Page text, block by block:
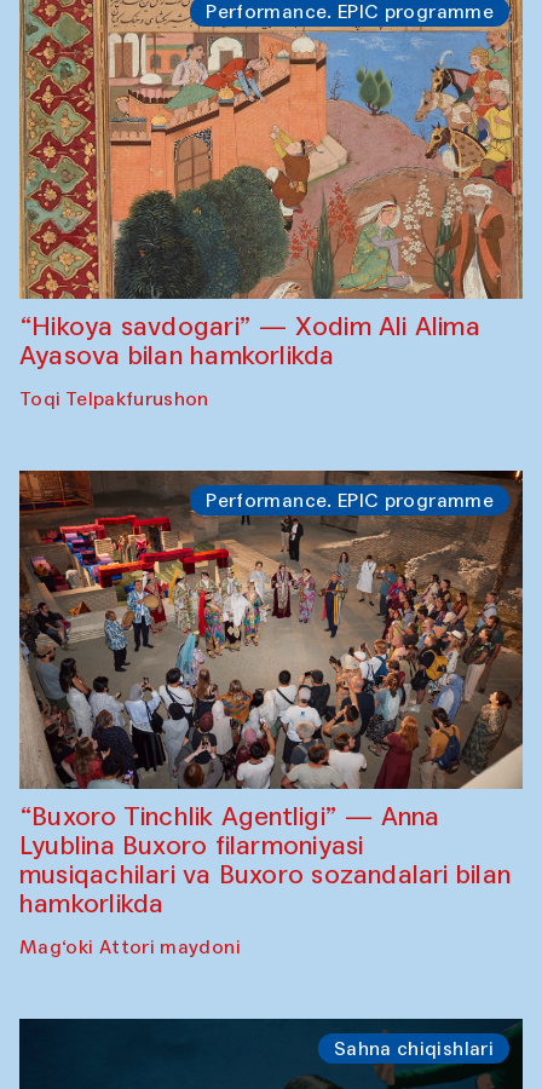
Performance. EPIC programme
“Hikoya savdogari” — Xodim Ali Alima
Ayasova bilan hamkorlikda
Toqi Telpakfurushon
Performance. EPIC programme
“Buxoro Tinchlik Agentligi” — Anna
Lyublina Buxoro filarmoniyasi
musiqachilari va Buxoro sozandalari bilan
hamkorlikda
Mag‘oki Attori maydoni
Sahna chiqishlari